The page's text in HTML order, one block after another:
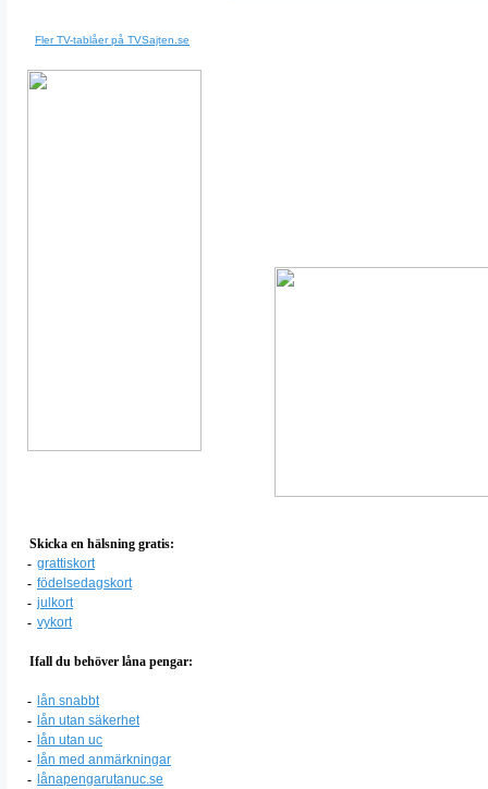
Fler TV-tablåer på TVSajten.se
Skicka en hälsning gratis:
- grattiskort
- födelsedagskort
- julkort
- vykort
Ifall du behöver låna pengar:
- lån snabbt
- lån utan säkerhet
- lån utan uc
- lån med anmärkningar
- lånapengarutanuc.se